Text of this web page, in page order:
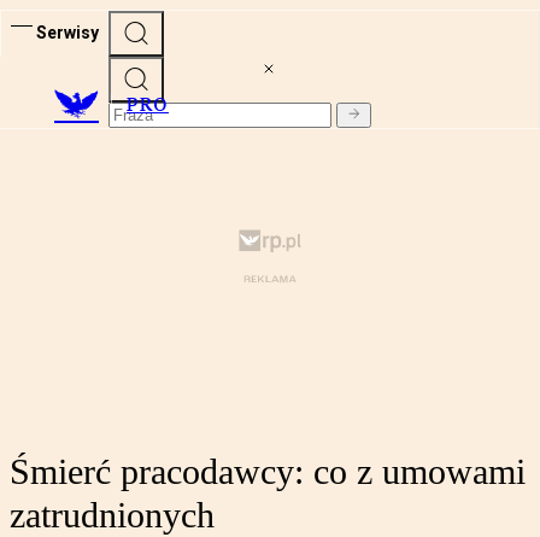
Serwisy
PRO
Śmierć pracodawcy: co z umowami
zatrudnionych